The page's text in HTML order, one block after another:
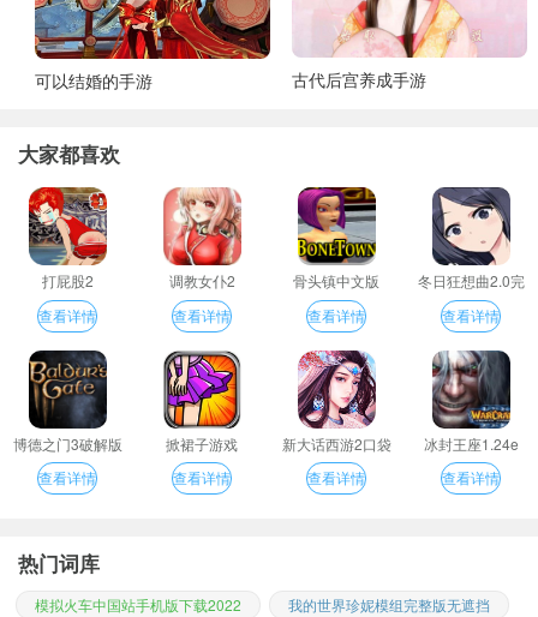
可以结婚的手游 古代后宫养成手游
大家都喜欢
打屁股2
查看详情
调教女仆2
查看详情
骨头镇中文版
查看详情
冬日狂想曲2.0完
整汉化版
查看详情
博德之门3破解版
查看详情
掀裙子游戏
查看详情
新大话西游2口袋
版
查看详情
冰封王座1.24e
查看详情
热门词库
模拟火车中国站手机版下载2022
我的世界珍妮模组完整版无遮挡